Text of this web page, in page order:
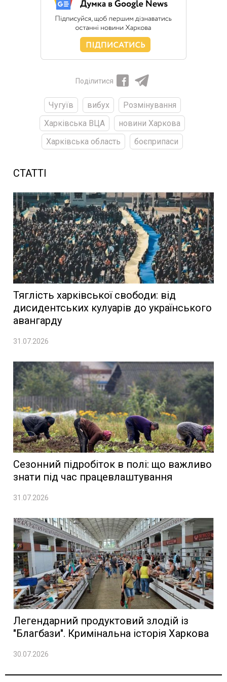
Поділитися
Чугуїв вибух
Розмінування
Харківська ВЦА
новини Харкова
Харківська область
боєприпаси
СТАТТІ
Тяглість харківської свободи: від
дисидентських кулуарів до українського
авангарду
31.07.2026
Сезонний підробіток в полі: що важливо
знати під час працевлаштування
31.07.2026
Легендарний продуктовий злодій із
"Благбази". Кримінальна історія Харкова
30.07.2026